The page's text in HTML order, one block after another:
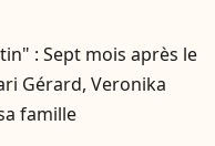
: Sept mois après le
Gérard, Veronika
famille